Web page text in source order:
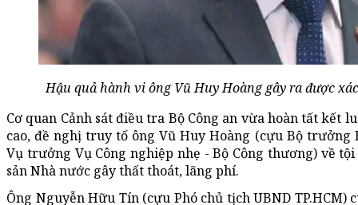
Hậu quả hành vi ông Vũ Huy Hoàng gây ra được
Cơ quan Cảnh sát điều tra Bộ Công an vừa hoàn tất kết
cao, đề nghị truy tố ông Vũ Huy Hoàng (cựu Bộ trưởng
Vụ trưởng Vụ Công nghiệp nhẹ - Bộ Công thương) về
sản Nhà nước gây thất thoát, lãng phí.
Ông Nguyễn Hữu Tín (cựu Phó chủ tịch UBND